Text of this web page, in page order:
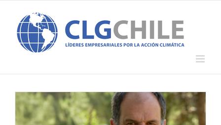
contenido